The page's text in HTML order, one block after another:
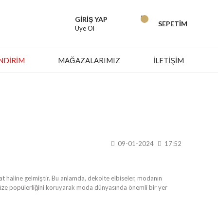
GİRİŞ YAP
Üye Ol
SEPETİM
MAĞAZALARIMIZ İLETİŞİM
09-01-2024 17:52
haline gelmiştir. Bu anlamda, dekolte elbiseler, modanın
popülerliğini koruyarak moda dünyasında önemli bir yer